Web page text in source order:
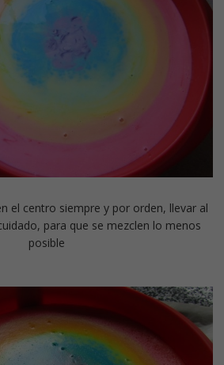
el centro siempre y por orden, llevar al
para que se mezclen lo menos
posible